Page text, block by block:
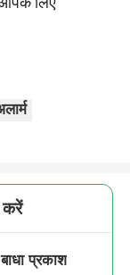
आपके लिए
करें
प्रकाश